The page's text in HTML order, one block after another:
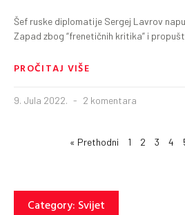
Šef ruske diplomatije Sergej Lavrov
Zapad zbog “frenetičnih kritika” i
PROČITAJ VIŠE
9. Jula 2022. 2 komentara
« Prethodni 1 2 3 4
Category: Svijet